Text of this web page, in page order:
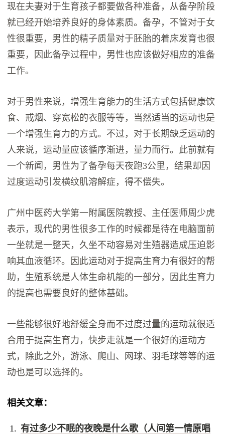
现在夫妻对于生育孩子都要做各种准备，从备孕阶段
就已经开始培养良好的身体素质。备孕，不管对于女
性很重要，男性的精子质量对于胚胎的着床发育也很
重要，因此备孕过程中，男性也应该做好相应的准备
工作。
对于男性来说，增强生育能力的生活方式包括健康饮
食、戒烟、穿宽松的衣服等等，当然适当的运动也是
一个增强生育力的方式。不过，对于长期缺乏运动的
人来说，运动量应该循序渐进，量力而行。此前就有
一个新闻，男性为了备孕每天夜跑3公里，结果却因
过度运动引发横纹肌溶解症，得不偿失。
广州中医药大学第一附属医院教授、主任医师周少虎
表示，现代的男性很多工作的时候都是待在电脑面前
一坐就是一整天，久坐不动容易对生殖器造成压迫影
响其血液循环。因此运动对于提高生育力有很好的帮
助，生殖系统是人体生命机能的一部分，因此生育力
的提高也需要良好的整体基础。
一些能够很好地舒缓全身而不过度过量的运动就很适
合用于提高生育力，快步走就是一个很好的运动方
式，除此之外，游泳、爬山、网球、羽毛球等等的运
动也是可以选择的。
相关文章：
有过多少不眠的夜晚是什么歌（人间第一情原唱